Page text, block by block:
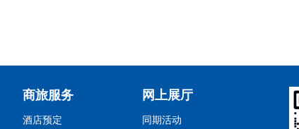
商旅服务
酒店预定
网上展厅
同期活动